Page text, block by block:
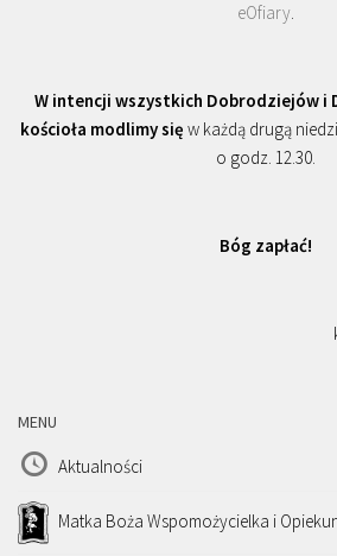
eOfiary.
W intencji wszystkich Dobrodziejów i
kościoła modlimy się w każdą drugą
o godz. 12.30.
Bóg zapłać!
MENU
Aktualności
Matka Boża Wspomożycielka i